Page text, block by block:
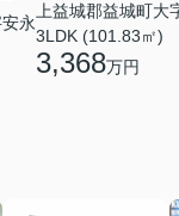
永
上益城郡益城町大
3LDK (101.83㎡)
3,368万円